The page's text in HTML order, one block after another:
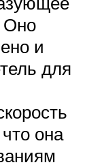
Оно
и
для
она